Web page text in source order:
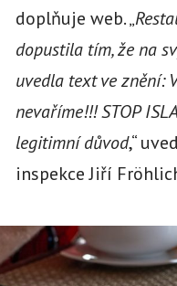
doplňuje web. „
dopustila tím, že na
uvedla text ve znění:
nevaříme!!! STOP
legitimní důvod,“
inspekce Jiří